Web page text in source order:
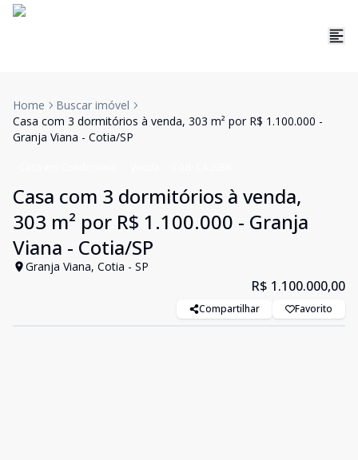
Home
Buscar imóvel
Casa com 3 dormitórios à venda, 303 m² por R$ 1.100.000 -
Granja Viana - Cotia/SP
Casa com 3 dormitórios à venda,
303 m² por R$ 1.100.000 - Granja
Viana - Cotia/SP
Granja Viana, Cotia - SP
R$ 1.100.000,00
Compartilhar Favorito